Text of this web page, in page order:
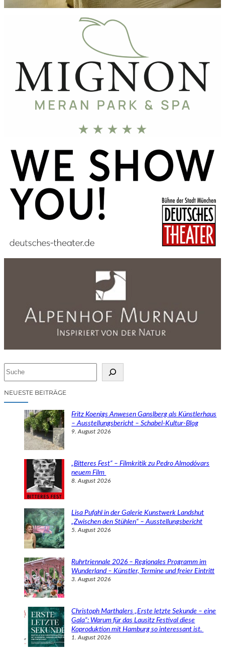
cNEUESTE BEITRÄGE
Fritz Koenigs Anwesen Ganslberg als Künstlerhaus
– Ausstellungsbericht – Schabel-Kultur-Blog
9. August 2026
„Bitteres Fest“ – Filmkritik zu Pedro Almodóvars
neuem Film
8. August 2026
Lisa Pufahl in der Galerie Kunstwerk Landshut
„Zwischen den Stühlen“ – Ausstellungsbericht
5. August 2026
Ruhrtriennale 2026 – Regionales Programm im
Wunderland – Künstler, Termine und freier Eintritt
3. August 2026
Christoph Marthalers „Erste letzte Sekunde – eine
Gala“: Warum für das Lausitz Festival diese
Koproduktion mit Hamburg so interessant ist.
1. August 2026